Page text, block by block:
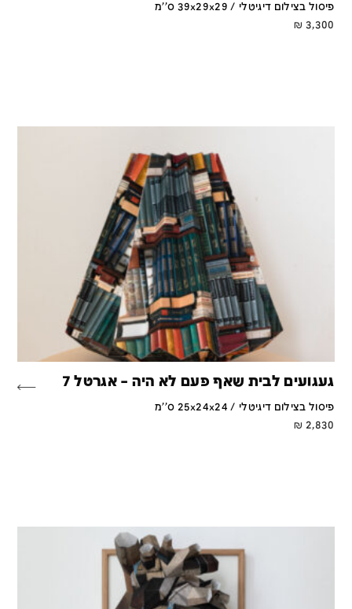
פיסול בצילום דיגיטלי / 39x29x29 ס''מ
3,300
₪
געגועים לבית שאף פעם לא היה – אגרטל 7
פיסול בצילום דיגיטלי / 25x24x24 ס''מ
2,830
₪